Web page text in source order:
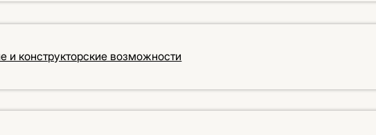
и конструкторские возможности